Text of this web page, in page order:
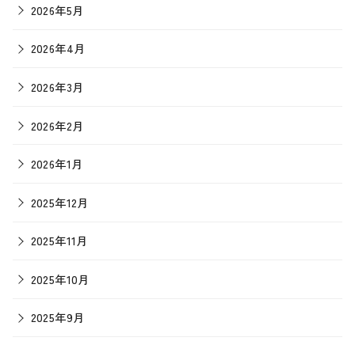
2026年5月
2026年4月
2026年3月
2026年2月
2026年1月
2025年12月
2025年11月
2025年10月
2025年9月